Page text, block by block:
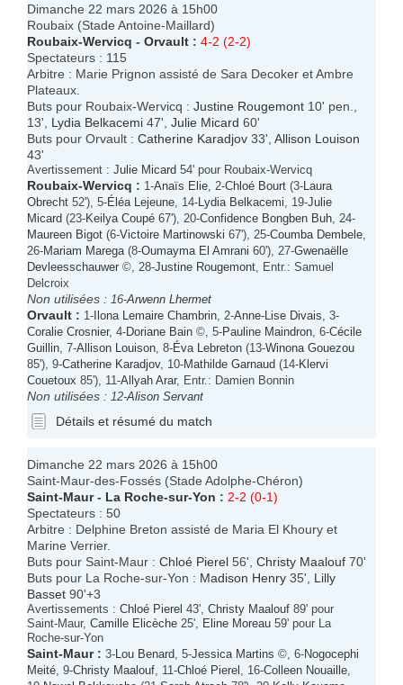
Dimanche 22 mars 2026 à 15h00
Roubaix (Stade Antoine-Maillard)
Roubaix-Wervicq - Orvault : 4-2 (2-2)
Spectateurs : 115
Arbitre : Marie Prignon assisté de Sara Decoker et Ambre
Plateaux.
Buts pour Roubaix-Wervicq : Justine Rougemont 10' pen.,
13', Lydia Belkacemi 47', Julie Micard 60'
Buts pour Orvault : Catherine Karadjov 33', Allison Louison
43'
Avertissement : Julie Micard 54' pour Roubaix-Wervicq
Roubaix-Wervicq : 1-Anaïs Elie , 2-Chloé Bourt (3- Laura
Obrecht 52'), 5-Éléa Lejeune , 14- Lydia Belkacemi , 19-Julie
Micard (23-Keilya Coupé 67'), 20-Confidence Bongben Buh , 24-
Maureen Bigot (6-Victoire Martinowski 67'), 25-Coumba Dembele
26-Mariam Marega (8-Oumayma El Amrani 60'), 27-Gwenaëlle
Devleesschauwer ©, 28-Justine Rougemont , Entr.: Samuel
Delcroix
Non utilisées : 16-Arwenn Lhermet
Orvault : 1- Ilona Lemaire Chambrin , 2-Anne-Lise Divais , 3-
Coralie Crosnier, 4-Doriane Bain ©, 5-Pauline Maindron , 6-Cécile
Guillin , 7-Allison Louison , 8-Éva Lebreton (13-Winona Gouezou
85'), 9-Catherine Karadjov, 10-Mathilde Garnaud (14-Klervi
Couetoux 85'), 11-Allyah Arar, Entr.: Damien Bonnin
Non utilisées : 12-Alison Servant
Détails et résumé du match
Dimanche 22 mars 2026 à 15h00
Saint-Maur-des-Fossés (Stade Adolphe-Chéron)
Saint-Maur- La Roche-sur-Yon : 2-2 (0-1)
Spectateurs : 50
Arbitre : Delphine Breton assisté de Maria El Khoury et
Marine Verrier.
Buts pour Saint-Maur : Chloé Pierel 56', Christy Maalouf 70'
Buts pour La Roche-sur-Yon : Madison Henry 35', Lilly
Basset 90'+3
Avertissements : Chloé Pierel 43', Christy Maalouf 89' pour
Saint-Maur, Camille Elicèche 25', Eline Moreau 59' pour La
Roche-sur-Yon
Saint-Maur: 3- Lou Benard , 5-Jessica Martins ©, 6-Nogocephi
Meité , 9-Christy Maalouf , 11-Chloé Pierel , 16-Colleen Nouaille